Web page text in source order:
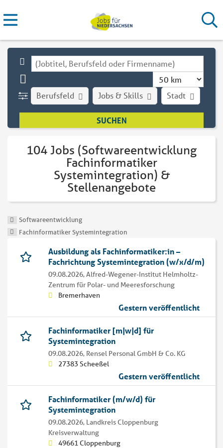
Stadt
Berufsfeld Jobs & Skills
104 Jobs (Softwareentwicklung
Fachinformatiker
Systemintegration) &
Stellenangebote
Softwareentwicklung
Fachinformatiker Systemintegration
Ausbildung als Fachinformatiker:in –
Fachrichtung Systemintegration (w/x/d/m)
09.08.2026,Alfred-Wegener-Institut Helmholtz-
Zentrum für Polar- und Meeresforschung
Bremerhaven
Gestern veröffentlicht
Fachinformatiker [m|w|d] für
Systemintegration
09.08.2026, Rensel Personal GmbH & Co. KG
27383 Scheeßel
Gestern veröffentlicht
Fachinformatiker (m/w/d) für
Systemintegration
09.08.2026, Landkreis Cloppenburg
Kreisverwaltung
49661 Cloppenburg